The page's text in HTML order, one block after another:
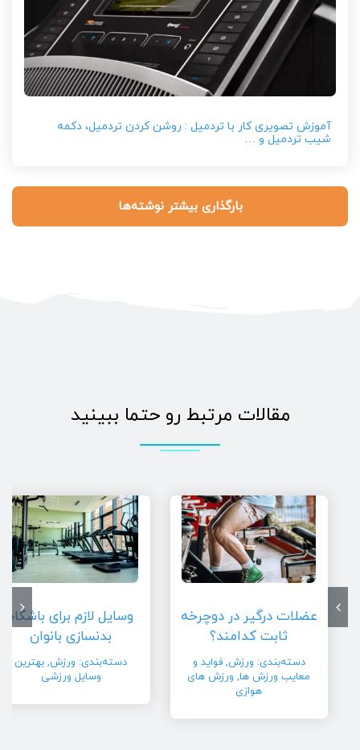
آموزش تصویری کار با تردمیل : روشن کردن تردمیل، دکمه
شیب تردمیل و …
بارگذاری بیشتر نوشته‌ها
مقالات مرتبط رو حتما ببینید
عضلات درگیر در دوچرخه
ثابت کدامند؟
دسته‌بندی: ورزش,فواید و
معایب ورزش ها, ورزش های
هوازی
وسایل لازم برای باشگاه
بدنسازی بانوان
دسته‌بندی: ورزش, بهترین
وسایل ورزشی